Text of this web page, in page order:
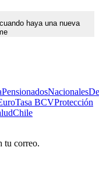
haya una nueva
PensionadosNacionales
Tasa BCVProtección
Chile
tu correo.